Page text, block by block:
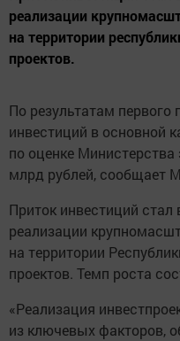
реализации
на территории
проектов.
По результатам первого
инвестиций в основной
по оценке
млрд рублей, сообщает
Приток инвестиций
реализации
на территории
проектов. Темп роста
«Реализация
из ключевых факторов,